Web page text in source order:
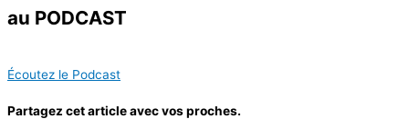
au PODCAST
Écoutez le Podcast
Partagez cet article avec vos proches.